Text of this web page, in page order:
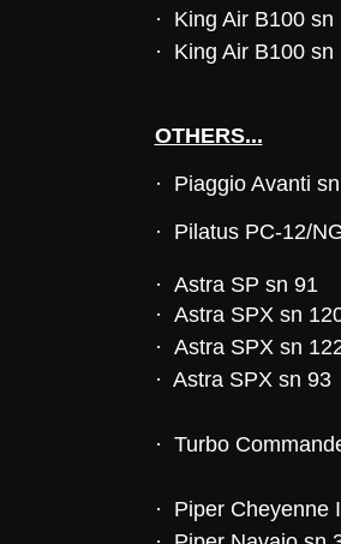
· King Air B100 sn
· King Air B100 sn
OTHERS...
· Piaggio Avanti
· Pilatus PC-12/
· Astra SP sn 91
· Astra SPX sn
· Astra SPX sn
· Astra SPX sn 93
· Turbo
· Piper Cheyenne